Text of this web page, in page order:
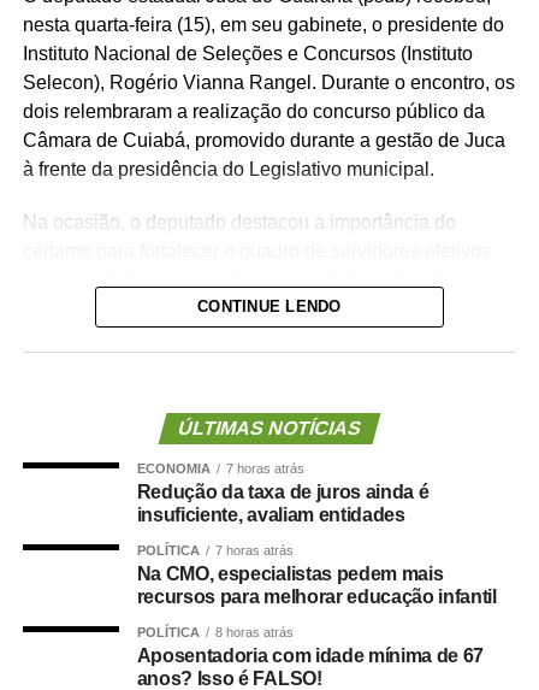
nesta quarta-feira (15), em seu gabinete, o presidente do
Instituto Nacional de Seleções e Concursos (Instituto
Selecon), Rogério Vianna Rangel. Durante o encontro, os
dois relembraram a realização do concurso público da
Câmara de Cuiabá, promovido durante a gestão de Juca
à frente da presidência do Legislativo municipal.
Na ocasião, o deputado destacou a importância do
Cuiabá, que é de todos nós mato-grossenses, o
parlamento mais antigo do Centro-Oeste brasileiro”,
O concurso público foi realizado para provimento de
vagas e formação de cadastro de reserva para cargos de
níveis médio e superior, contemplando funções como
CONTINUE LENDO
ÚLTIMAS NOTÍCIAS
ECONOMIA 7 horas atrás
Redução da taxa de juros ainda é
insuficiente, avaliam entidades
POLÍTICA 7 horas atrás
Na CMO, especialistas pedem mais
recursos para melhorar educação infantil
POLÍTICA 8 horas atrás
Aposentadoria com idade mínima de 67
anos? Isso é FALSO!